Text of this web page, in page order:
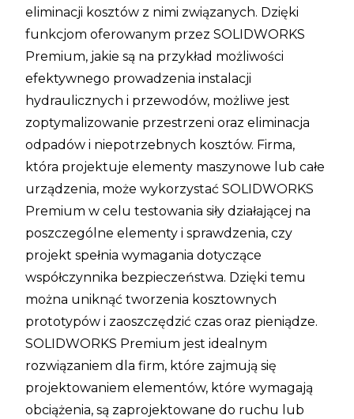
eliminacji kosztów z nimi związanych. Dzięki
funkcjom oferowanym przez SOLIDWORKS
Premium, jakie są na przykład możliwości
efektywnego prowadzenia instalacji
hydraulicznych i przewodów, możliwe jest
zoptymalizowanie przestrzeni oraz eliminacja
odpadów i niepotrzebnych kosztów. Firma,
która projektuje elementy maszynowe lub całe
urządzenia, może wykorzystać SOLIDWORKS
Premium w celu testowania siły działającej na
poszczególne elementy i sprawdzenia, czy
projekt spełnia wymagania dotyczące
współczynnika bezpieczeństwa. Dzięki temu
można uniknąć tworzenia kosztownych
prototypów i zaoszczędzić czas oraz pieniądze.
SOLIDWORKS Premium jest idealnym
rozwiązaniem dla firm, które zajmują się
projektowaniem elementów, które wymagają
obciążenia, są zaprojektowane do ruchu lub